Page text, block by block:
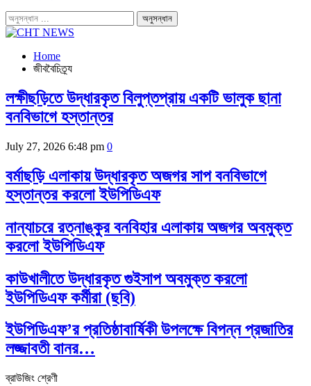
Home
জীববৈচিত্র্য
লক্ষীছড়িতে উদ্ধারকৃত বিলুপ্তপ্রায় একটি ভালুক ছানা
বনবিভাগে হস্তান্তর
July 27, 2026 6:48 pm 0
বর্মাছড়ি এলাকায় উদ্ধারকৃত অজগর সাপ বনবিভাগে
হস্তান্তর করলো ইউপিডিএফ
নান্যাচরে রত্নাঙ্কুর বনবিহার এলাকায় অজগর অবমুক্ত
করলো ইউপিডিএফ
কাউখালীতে উদ্ধারকৃত গুইসাপ অবমুক্ত করলো
ইউপিডিএফ কর্মীরা (ছবি)
ইউপিডিএফ’র প্রতিষ্ঠাবার্ষিকী উপলক্ষে বিপন্ন প্রজাতির
লজ্জাবতী বানর…
ব্রাউজিং শ্রেণী